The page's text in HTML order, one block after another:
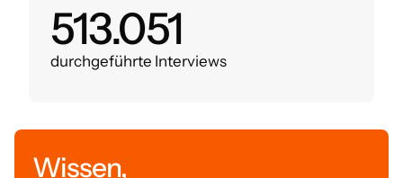
620.000
durchgeführte Interviews
Wissen,